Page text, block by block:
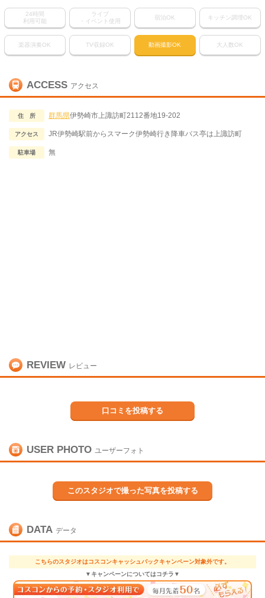
24時間
利用可能
ライブ
・イベント使用
宿泊OK キッチン調理OK
楽器演奏OK TV収録OK 動画撮影OK 大人数OK
ACCESS アクセス
住 所 群馬県伊勢崎市上諏訪町2112番地19-202
アクセス JR伊勢崎駅前からスマーク伊勢崎行き降車バス亭は上諏訪町
駐車場 無
REVIEW レビュー
口コミを投稿する
USER PHOTO ユーザーフォト
このスタジオで撮った写真を投稿する
DATA データ
こちらのスタジオはコスコンキャッシュバックキャンペーン対象外です。
▼キャンペーンについてはコチラ▼